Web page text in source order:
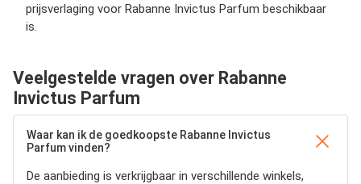
prijsverlaging voor Rabanne Invictus Parfum beschikbaar
is.
Veelgestelde vragen over Rabanne
Invictus Parfum
Waar kan ik de goedkoopste Rabanne Invictus
Parfum vinden?
De aanbieding is verkrijgbaar in verschillende winkels,